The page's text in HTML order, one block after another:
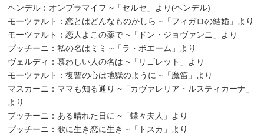
ヘンデル：オンブラマイフ ~「セルセ」より(ヘンデル)
モーツァルト：恋とはどんなものかしら ~「フィガロの結婚」より
モーツァルト：恋人よこの薬で ~「ドン・ジョヴァンニ」より
プッチーニ：私の名はミミ ~「ラ・ボエーム」より
ヴェルディ：慕わしい人の名は ~「リゴレット」より
モーツァルト：復讐の心は地獄のように ~「魔笛」より
マスカーニ：ママも知る通り ~「カヴァレリア・ルスティカーナ」
より
プッチーニ：ある晴れた日に ~「蝶々夫人」より
プッチーニ：歌に生き恋に生き ~「トスカ」より